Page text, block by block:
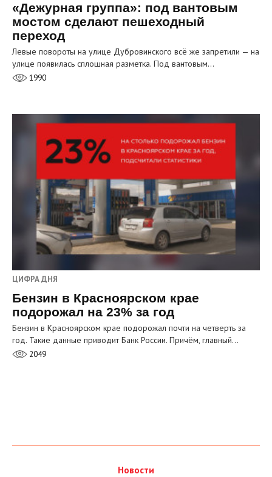
«Дежурная группа»: под вантовым
мостом сделают пешеходный
переход
Левые повороты на улице Дубровинского всё же запретили — на
улице появилась сплошная разметка. Под вантовым…
1990
ЦИФРА ДНЯ
Бензин в Красноярском крае
подорожал на 23% за год
Бензин в Красноярском крае подорожал почти на четверть за
год. Такие данные приводит Банк России. Причём, главный…
2049
Новости